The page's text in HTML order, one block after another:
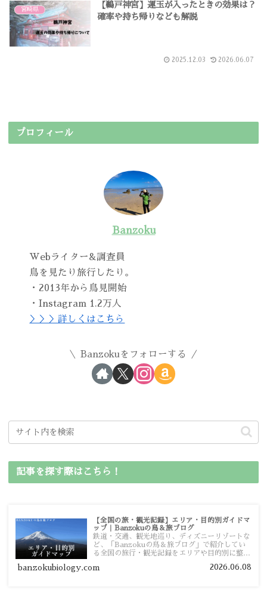
宮崎県
【鵜戸神宮】運玉が入ったときの効果は？
確率や持ち帰りなども解説
2025.12.03 2026.06.07
プロフィール
Banzoku
Webライター&調査員
鳥を見たり旅行したり。
・2013年から鳥見開始
・Instagram 1.2万人
＞＞＞詳しくはこちら
Banzokuをフォローする
記事を探す際はこちら！
【全国の旅・観光記録】エリア・目的別ガイドマ
ップ｜Banzokuの鳥＆旅ブログ
鉄道・交通、観光地巡り、ディズニーリゾートな
ど、「Banzokuの鳥＆旅ブログ」で紹介してい
る全国の旅行・観光記録をエリアや目的別に整理
ガイドマップからスムーズに見つけていただけま
banzokubiology.com 2026.06.08